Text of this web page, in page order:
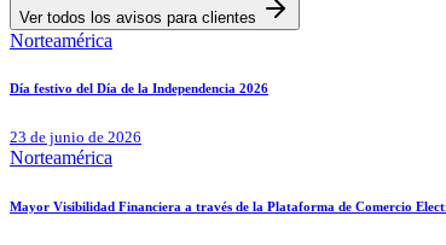
Ver todos los avisos para clientes
Norteamérica
Día festivo del Día de la Independencia 2026
23 de junio de 2026
Norteamérica
Mayor Visibilidad Financiera a través de la Plataforma de Comercio